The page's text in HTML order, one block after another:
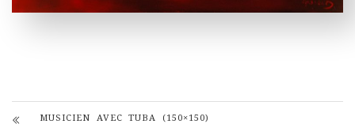
MUSICIEN AVEC TUBA (150×150)